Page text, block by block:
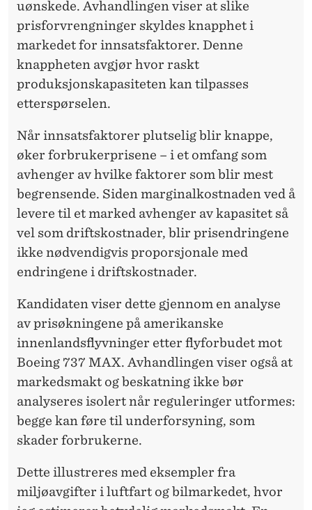
uønskede. Avhandlingen viser at slike
prisforvrengninger skyldes knapphet i
markedet for innsatsfaktorer. Denne
knappheten avgjør hvor raskt
produksjonskapasiteten kan tilpasses
etterspørselen.
Når innsatsfaktorer plutselig blir knappe,
øker forbrukerprisene – i et omfang som
avhenger av hvilke faktorer som blir mest
begrensende. Siden marginalkostnaden ved å
levere til et marked avhenger av kapasitet så
vel som driftskostnader, blir prisendringene
ikke nødvendigvis proporsjonale med
endringene i driftskostnader.
Kandidaten viser dette gjennom en analyse
av prisøkningene på amerikanske
innenlandsflyvninger etter flyforbudet mot
Boeing 737 MAX. Avhandlingen viser også at
markedsmakt og beskatning ikke bør
analyseres isolert når reguleringer utformes:
begge kan føre til underforsyning, som
skader forbrukerne.
Dette illustreres med eksempler fra
miljøavgifter i luftfart og bilmarkedet, hvor